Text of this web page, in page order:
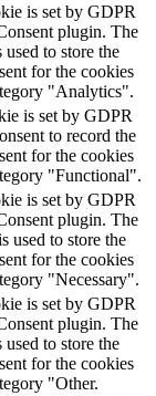
is set by GDPR
plugin. The
used to store the
for the cookies
"Analytics".
is set by GDPR
to record the
for the cookies
"Functional".
is set by GDPR
plugin. The
used to store the
for the cookies
"Necessary".
is set by GDPR
plugin. The
used to store the
for the cookies
"Other.